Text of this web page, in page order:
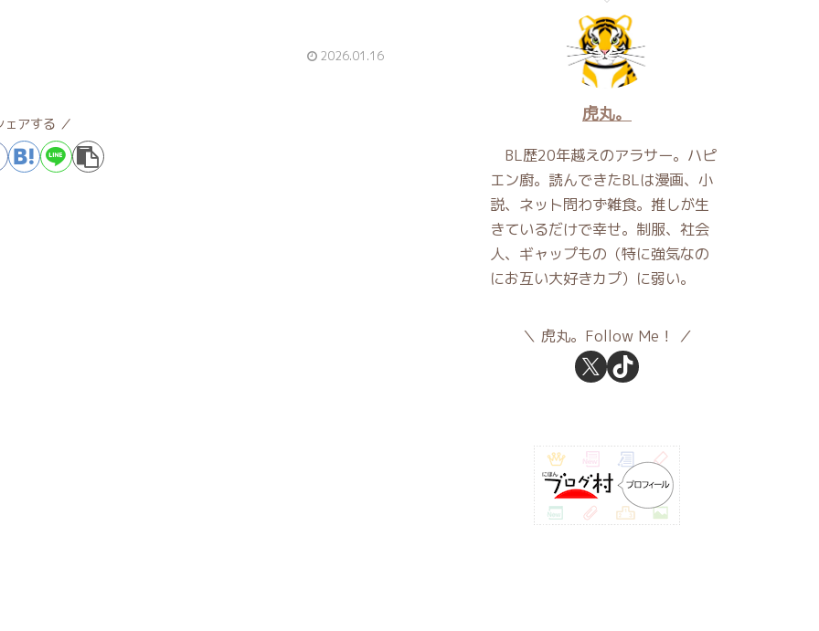
2026.01.16
ェアする 虎丸。
BL歴20年越えのアラサー。ハピ
エン廚。読んできたBLは漫画、小
説、ネット問わず雑食。推しが生
きているだけで幸せ。制服、社会
人、ギャップもの（特に強気なの
にお互い大好きカプ）に弱い。
虎丸。Follow Me！